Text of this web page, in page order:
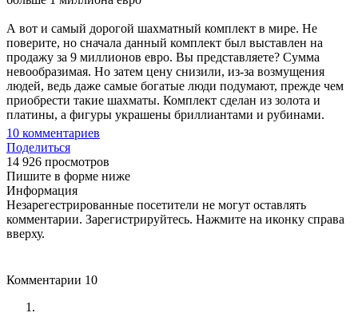
А вот и самый дорогой шахматный комплект в мире. Не
поверите, но сначала данный комплект был выставлен на
продажу за 9 миллионов евро. Вы представляете? Сумма
невообразимая. Но затем цену снизили, из-за возмущения
людей, ведь даже самые богатые люди подумают, прежде чем
приобрести такие шахматы. Комплект сделан из золота и
платины, а фигуры украшены бриллиантами и рубинами.
10 комментариев
Поделиться
14 926 просмотров
Пишите в форме ниже
Информация
Незарегестрированные посетители не могут оставлять
комментарии. Зарегистрируйтесь. Нажмите на иконку справа
вверху.
Комментарии 10